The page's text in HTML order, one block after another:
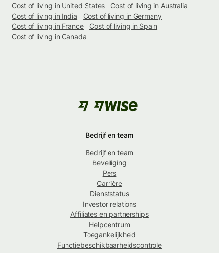
Cost of living in United States
Cost of living in Australia
Cost of living in India
Cost of living in Germany
Cost of living in France
Cost of living in Spain
Cost of living in Canada
Bedrijf en team
Bedrijf en team
Beveiliging
Pers
Carrière
Dienststatus
Investor relations
Affiliates en partnerships
Helpcentrum
Toegankelijkheid
Functiebeschikbaarheidscontrole